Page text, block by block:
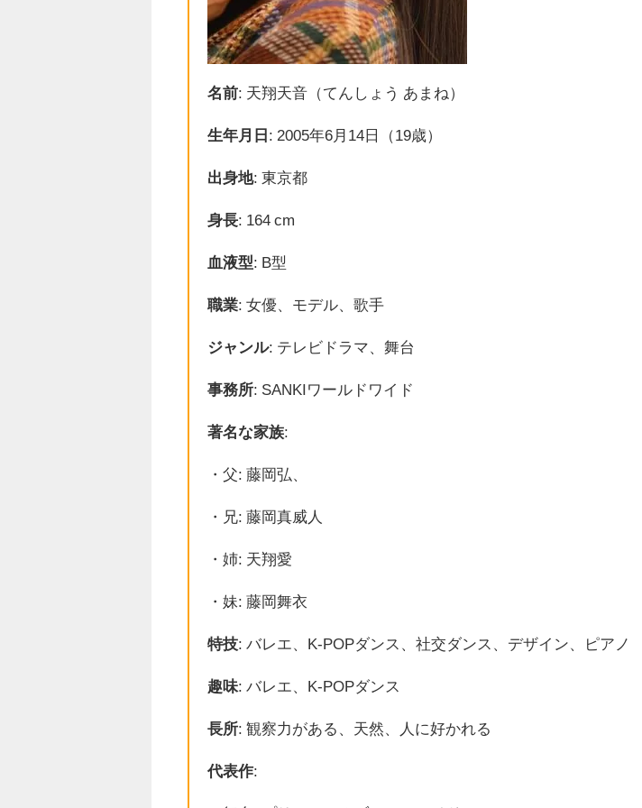
名前: 天翔天音（てんしょう あまね）
生年月日 : 2005年6月14日（19歳）
出身地: 東京都
身長: 164 cm
血液型: B型
職業: 女優、モデル、歌手
ジャンル: テレビドラマ、舞台
事務所: SANKIワールドワイド
著名な家族:
・父: 藤岡弘、
・兄: 藤岡真威人
・姉: 天翔愛
・妹: 藤岡舞衣
特技: バレエ、K-POPダンス、社交ダンス、デザイン、ピアノ
趣味: バレエ、K-POPダンス
長所: 観察力がある、天然、人に好かれる
代表作: